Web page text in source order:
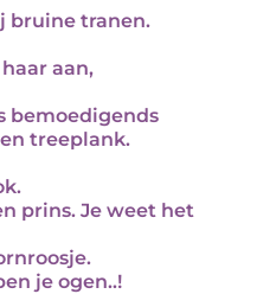
bruine tranen.
aan,
bemoedigends
treeplank.
prins. Je weet het
je ogen..!